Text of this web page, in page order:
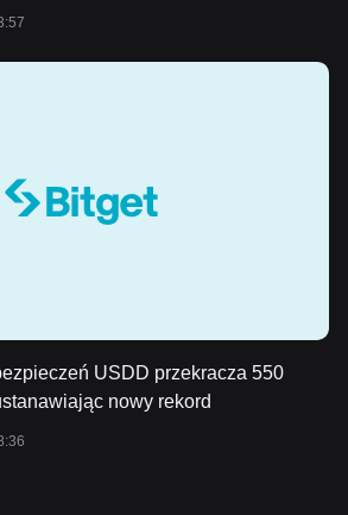
a premia diesla osiągnęła
USDD przekracza 550
nowy rekord